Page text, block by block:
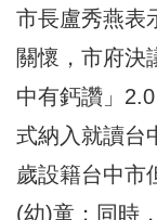
市長盧秀燕表
關懷，市府決
中有鈣讚」
式納入就讀台
歲設籍台中市
(幼)童；同時